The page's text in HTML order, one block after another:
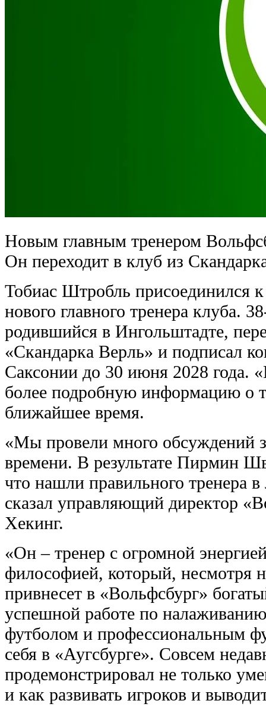
Новым главным тренером
Он переходит в клуб из
Тобиас Штробль присоединился
нового главного тренера клуба.
родившийся в Ингольштадте,
«Скандарка Верль» и подписал
Саксонии до 30 июня 2028 года.
более подробную информацию о
ближайшее время.
«Мы провели много обсуждений
времени. В результате Пирмин
что нашли правильного тренера
сказал управляющий директор
Хекинг.
«Он – тренер с огромной
философией, который, несмотря
привнесет в «Вольфсбург»
успешной работе по
футболом и профессиональным
себя в «Аугсбурге». Совсем
продемонстрировал не только
и как развивать игроков и